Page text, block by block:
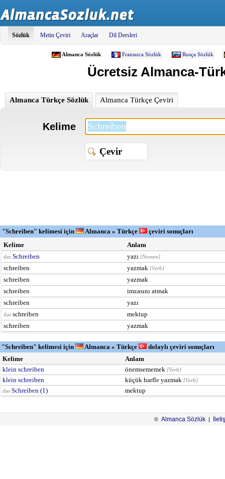
Sözlük Metin Çeviri Araçlar Dil Dersleri
Almanca Sözlük Fransızca Sözlük Rusça Sözlük
Ücretsiz Almanca-
Almanca Türkçe Sözlük Almanca Türkçe Çeviri
Kelime
"Schreiben" kelimesi için Almanca » Türkçe
çeviri sonuçları
Kelime
Anlam
das Schreiben yazı [Nomen]
schreiben yazmak [Verb]
schreiben
yazmak
schreiben
imzasını atmak
schreiben
yazı
das schreiben
mektup
schreiben
yazmak
"Schreiben" kelimesi için Almanca » Türkçe
dolaylı çeviri sonuçları
Kelime
Anlam
klein schreiben
önemsememek [Verb]
klein schreiben küçük harfle yazmak [Verb]
das Schreiben (1) mektup
© Almanca Sözlük